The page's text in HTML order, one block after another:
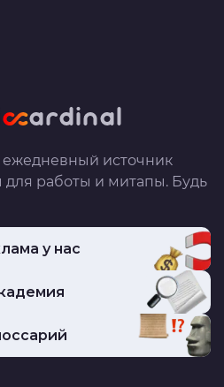
источник
работы и митапы. Будь
у нас